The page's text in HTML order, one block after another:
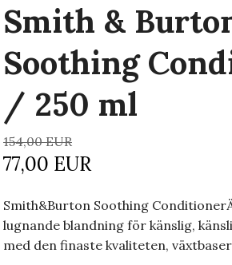
Smith &
Soothing
/ 250 ml
154,00 EUR
77,00 EUR
Smith&Burton Soothing
lugnande blandning för känslig,
med den finaste kvaliteten,